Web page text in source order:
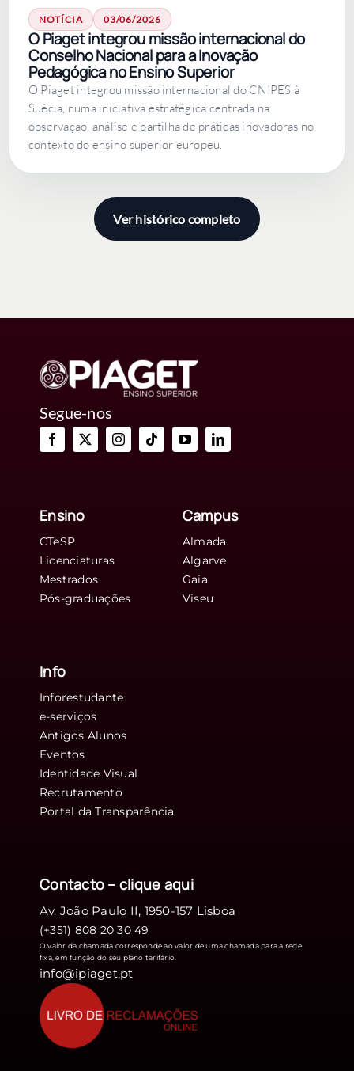
NOTÍCIA 03/06/2026
O Piaget integrou missão internacional do
Conselho Nacional para a Inovação
Pedagógica no Ensino Superior
O Piaget integrou missão internacional do CNIPES à
Suécia, numa iniciativa estratégica centrada na
observação, análise e partilha de práticas inovadoras no
contexto do ensino superior europeu.
Ver histórico completo
Segue-nos
Ensino
CTeSP
Licenciaturas
Mestrados
Pós-graduações
Campus
Almada
Algarve
Gaia
Viseu
Info
Inforestudante
e-serviços
Antigos Alunos
Eventos
Identidade Visual
Recrutamento
Portal da Transparência
Contacto – clique aqui
Av. João Paulo II, 1950-157 Lisboa
(+351) 808 20 30 49
O valor da chamada corresponde ao valor de uma chamada para a rede
fixa, em função do seu plano tarifário.
info@ipiaget.pt